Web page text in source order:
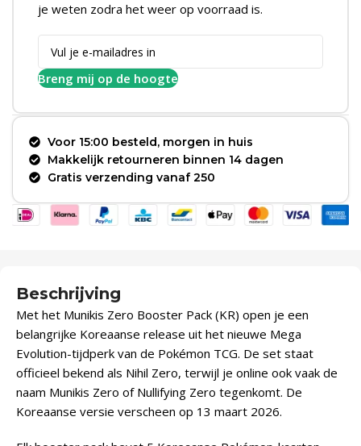
je weten zodra het weer op voorraad is.
Breng mij op de hoogte
Voor 15:00 besteld, morgen in huis
Makkelijk retourneren binnen 14 dagen
Gratis verzending vanaf 250
Beschrijving
Met het Munikis Zero Booster Pack (KR) open je een
belangrijke Koreaanse release uit het nieuwe Mega
Evolution-tijdperk van de Pokémon TCG. De set staat
officieel bekend als Nihil Zero, terwijl je online ook vaak de
naam Munikis Zero of Nullifying Zero tegenkomt. De
Koreaanse versie verscheen op 13 maart 2026.